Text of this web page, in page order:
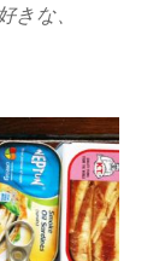
きな、